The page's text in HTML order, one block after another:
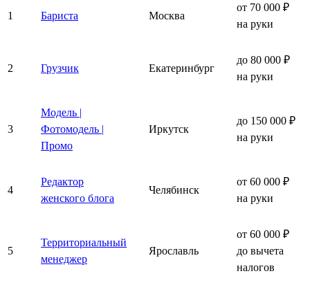
1 Бариста Москва
от 70 000 ₽
на руки
2 Грузчик Екатеринбург
до 80 000 ₽
на руки
3
Модель |
Фотомодель |
Промо
Иркутск
до 150 000 ₽
на руки
4
Редактор
женского блога
Челябинск
от 60 000 ₽
на руки
5
Территориальный
менеджер
Ярославль
от 60 000 ₽
до вычета
налогов